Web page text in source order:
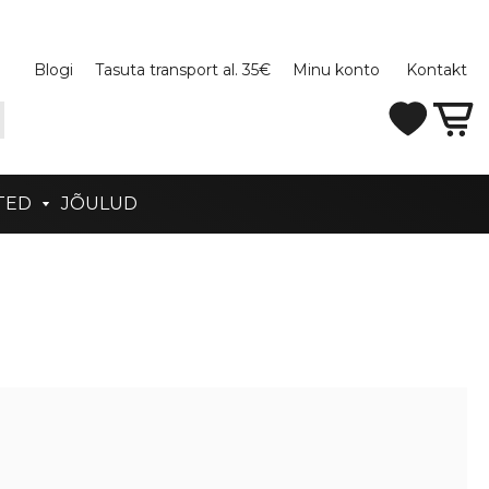
Blogi Tasuta transport al. 35€ Minu konto Kontakt
JÕULUD